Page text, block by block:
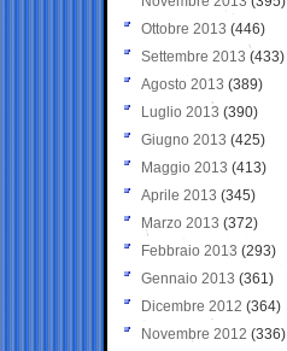
Ottobre 2013 (446)
Settembre 2013 (433)
Agosto 2013 (389)
Luglio 2013 (390)
Giugno 2013 (425)
Maggio 2013 (413)
Aprile 2013 (345)
Marzo 2013 (372)
Febbraio 2013 (293)
Gennaio 2013 (361)
Dicembre 2012 (364)
Novembre 2012 (336)